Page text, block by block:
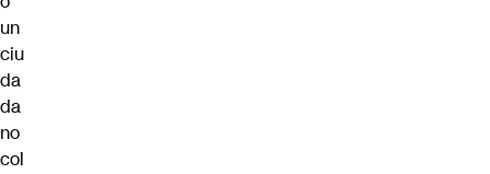
un
ciu
da
da
no
col